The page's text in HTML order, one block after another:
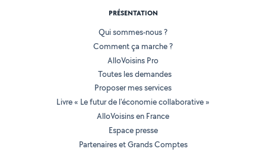
PRÉSENTATION
Qui sommes-nous ?
Comment ça marche ?
AlloVoisins Pro
Toutes les demandes
Proposer mes services
Livre « Le futur de l'économie collaborative »
AlloVoisins en France
Espace presse
Partenaires et Grands Comptes